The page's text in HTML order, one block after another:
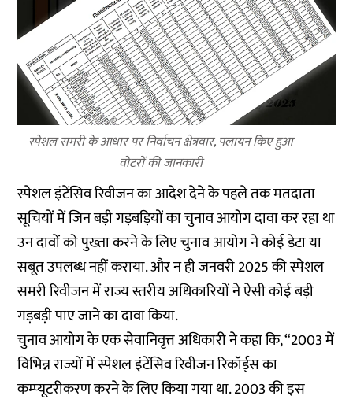
स्पेशल समरी के आधार पर निर्वाचन क्षेत्रवार, पलायन किए हुआ
वोटरों की जानकारी
स्पेशल इंटेंसिव रिवीजन का आदेश देने के पहले तक मतदाता
सूचियों में जिन बड़ी गड़बड़ियों का चुनाव आयोग दावा कर रहा था
उन दावों को पुख्ता करने के लिए चुनाव आयोग ने कोई डेटा या
सबूत उपलब्ध नहीं कराया. और न ही जनवरी 2025 की स्पेशल
समरी रिवीजन में राज्य स्तरीय अधिकारियों ने ऐसी कोई बड़ी
गड़बड़ी पाए जाने का दावा किया.
चुनाव आयोग के एक सेवानिवृत्त अधिकारी ने कहा कि, “2003 में
विभिन्न राज्यों में स्पेशल इंटेंसिव रिवीजन रिकॉर्ड्स का
कम्प्यूटरीकरण करने के लिए किया गया था. 2003 की इस